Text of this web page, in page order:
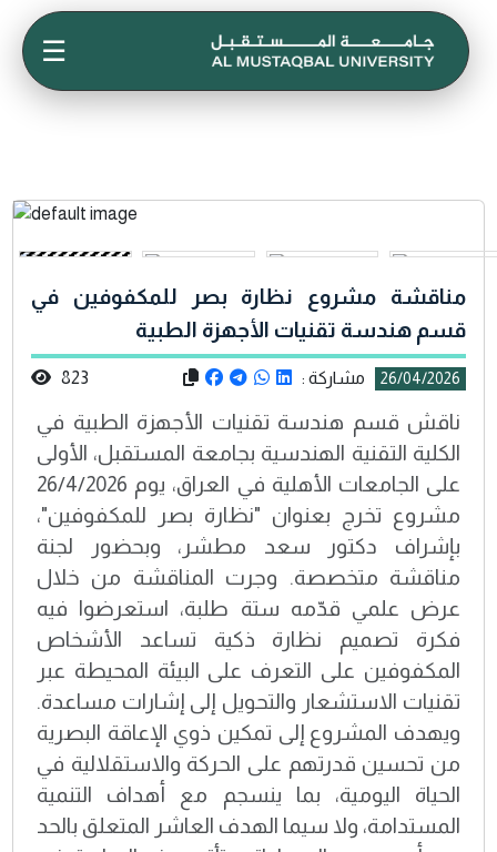
☰
مناقشة مشروع نظارة بصر للمكفوفين في
قسم هندسة تقنيات الأجهزة الطبية
26/04/2026 مشاركة : 823
ناقش قسم هندسة تقنيات الأجهزة الطبية في
الكلية التقنية الهندسية بجامعة المستقبل، الأولى
على الجامعات الأهلية في العراق، يوم 26/4/2026
مشروع تخرج بعنوان "نظارة بصر للمكفوفين"،
بإشراف دكتور سعد مطشر، وبحضور لجنة
مناقشة متخصصة. وجرت المناقشة من خلال
عرض علمي قدّمه ستة طلبة، استعرضوا فيه
فكرة تصميم نظارة ذكية تساعد الأشخاص
المكفوفين على التعرف على البيئة المحيطة عبر
تقنيات الاستشعار والتحويل إلى إشارات مساعدة.
ويهدف المشروع إلى تمكين ذوي الإعاقة البصرية
من تحسين قدرتهم على الحركة والاستقلالية في
الحياة اليومية، بما ينسجم مع أهداف التنمية
المستدامة، ولا سيما الهدف العاشر المتعلق بالحد